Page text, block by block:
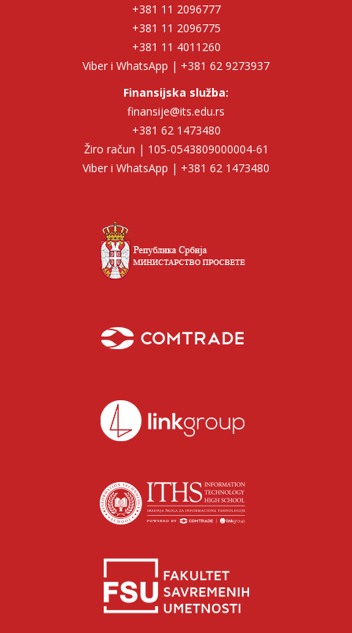
+381 11 2096777
+381 11 2096775
+381 11 4011260
Viber i WhatsApp | +381 62 9273937
Finansijska služba:
finansije@its.edu.rs
+381 62 1473480
Žiro račun | 105-0543809000004-61
Viber i WhatsApp | +381 62 1473480